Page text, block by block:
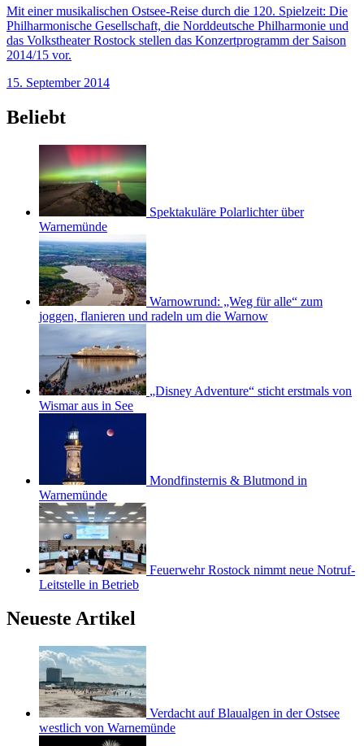
Mit einer musikalischen Ostsee-Reise durch die 120. Spielzeit: Die
Philharmonische Gesellschaft, die Norddeutsche Philharmonie und
das Volkstheater Rostock stellen das Konzertprogramm der Saison
2014/15 vor.
15. September 2014
Beliebt
Spektakuläre Polarlichter über
Warnemünde
Warnowrund: „Weg für alle“ zum
joggen, flanieren und radeln um die Warnow
„Disney Adventure“ sticht erstmals von
Wismar aus in See
Mondfinsternis & Blutmond in
Warnemünde
Feuerwehr Rostock nimmt neue Notruf-
Leitstelle in Betrieb
Neueste Artikel
Verdacht auf Blaualgen in der Ostsee
westlich von Warnemünde